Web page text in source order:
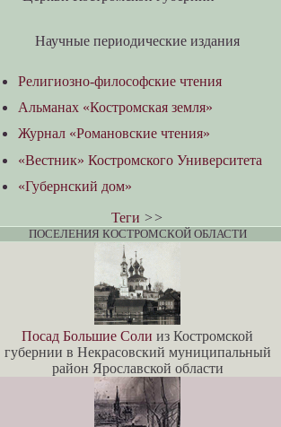
Научные периодические издания
Религиозно-философские чтения
Альманах «Костромская земля»
Журнал «Романовские чтения»
«Вестник» Костромского Университета
«Губернский дом»
Теги >>
ПОСЕЛЕНИЯ КОСТРОМСКОЙ ОБЛАСТИ
Посад Большие Соли из Костромской
губернии в Некрасовский муниципальный
район Ярославской области